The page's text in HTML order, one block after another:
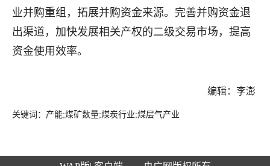
业并购重组，拓展并购资金来源。完善并购资金退
出渠道，加快发展相关产权的二级交易市场，提高
资金使用效率。
编辑：李澎
关键词：产能;煤矿数量;煤炭行业;煤层气产业